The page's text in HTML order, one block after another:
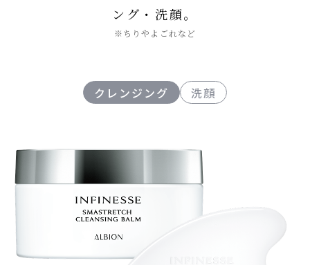
ング・洗顔。
※ちりやよごれなど
クレンジング 洗顔